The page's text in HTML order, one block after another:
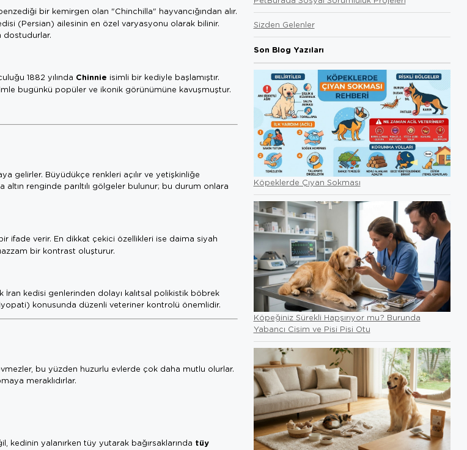
bir kemirgen olan "Chinchilla" hayvancığından alır.
(Persian) ailesinin en özel varyasyonu olarak bilinir.
dostudurlar.
1882 yılında Chinnie isimli bir kediyle başlamıştır.
bugünkü popüler ve ikonik görünümüne kavuşmuştur.
gelirler. Büyüdükçe renkleri açılır ve yetişkinliğe
renginde parıltılı gölgeler bulunur; bu durum onlara
ifade verir. En dikkat çekici özellikleri ise daima siyah
bir kontrast oluşturur.
İran kedisi genlerinden dolayı kalıtsal polikistik böbrek
konusunda düzenli veteriner kontrolü önemlidir.
bu yüzden huzurlu evlerde çok daha mutlu olurlar.
meraklıdırlar.
kedinin yalanırken tüy yutarak bağırsaklarında tüy
Sizden Gelenler
Son Blog Yazıları
Köpeklerde Çıyan Sokması
Köpeğiniz Sürekli Hapşırıyor mu? Burunda
Yabancı Cisim ve Pisi Pisi Otu